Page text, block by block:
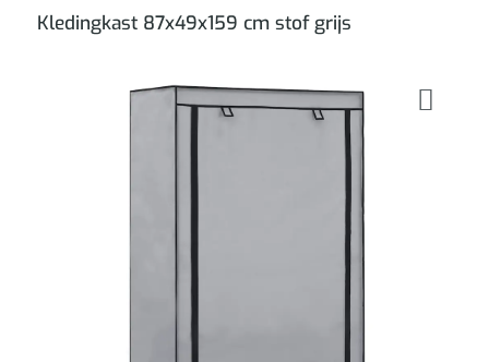
Kledingkast 87x49x159 cm stof grijs